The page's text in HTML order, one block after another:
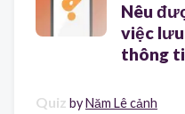
Nêu
việc
thông
Quiz byNăm Lê cảnh